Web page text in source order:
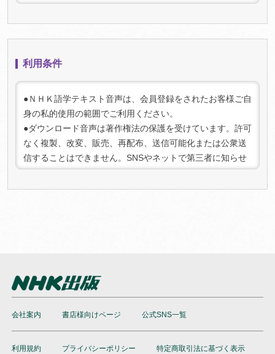
入時点で予約であっても、配信後にダウンロードされた場
合はキャンセルできません）
とを確認の上、「マイページ」（
の「マイコンテンツ一 覧」より該当の商品を選択してお手
続きください。キャンセルが承認され次第、返金手続きを
行います。
3. 注意事項:
キャンセル可能期間を過ぎた場合、またはコンテンツをダ
ウンロードした場合は、キャンセルおよび返金はできませ
んのでご了承ください。
利用条件
●ＮＨＫ語学テキスト音声は、会員登録をされたお客様ご自
身の私的使用の範囲でご利用ください。
●ダウンロード音声は著作権法の保護を受けています。許可
なく複製、改変、販売、再配布、送信可能化または公衆送
信することはできません。SNSやネットで第三者に知らせ
る行為は法律で禁じられております。また、法人としての
ご利用は禁止させていただいております。
とがあります。
会社案内 書店様向けページ 公式SNS一覧
利用規約 プライバシーポリシー 特定商取引法に基づく表示